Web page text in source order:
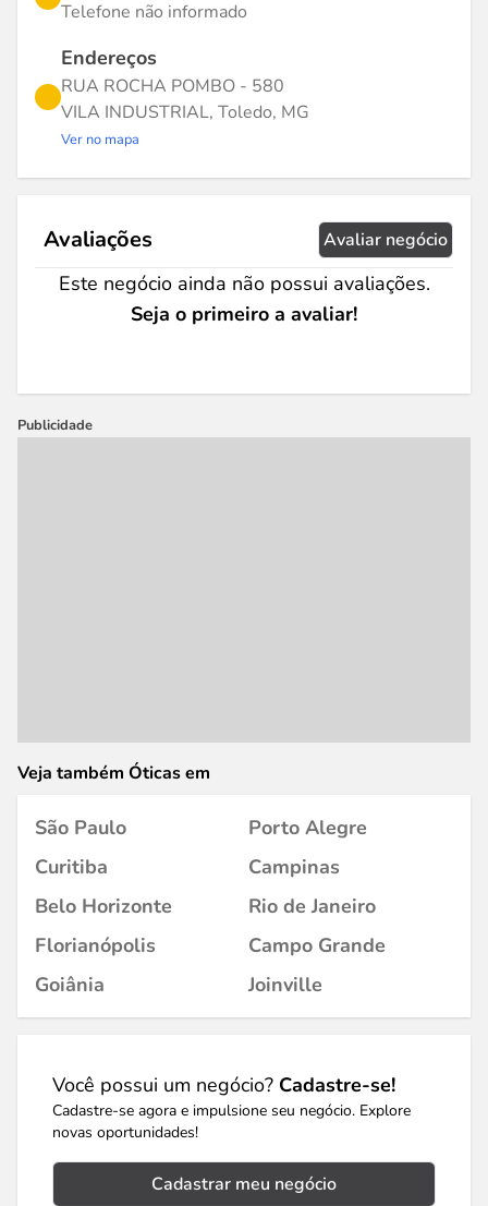
Telefone não informado
Endereços
RUA ROCHA POMBO - 580
VILA INDUSTRIAL, Toledo, MG
Ver no mapa
Avaliações Avaliar negócio
Este negócio ainda não possui avaliações.
Seja o primeiro a avaliar!
Publicidade
Veja também Óticas em
São Paulo
Porto Alegre
Curitiba
Campinas
Belo Horizonte
Rio de Janeiro
Florianópolis
Campo Grande
Goiânia
Joinville
Você possui um negócio? Cadastre-se!
Cadastre-se agora e impulsione seu negócio. Explore
novas oportunidades!
Cadastrar meu negócio